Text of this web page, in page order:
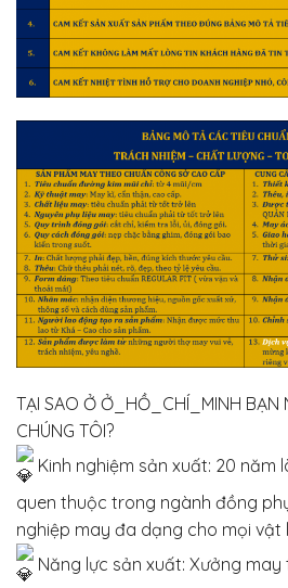
TẠI SAO Ở Ở_HỒ_CHÍ_MINH BẠN
CHÚNG TÔI?
Kinh nghiệm sản xuất: 20 năm
quen thuộc trong ngành đồng
nghiệp may đa dạng cho mọi vật
Năng lực sản xuất: Xưởng